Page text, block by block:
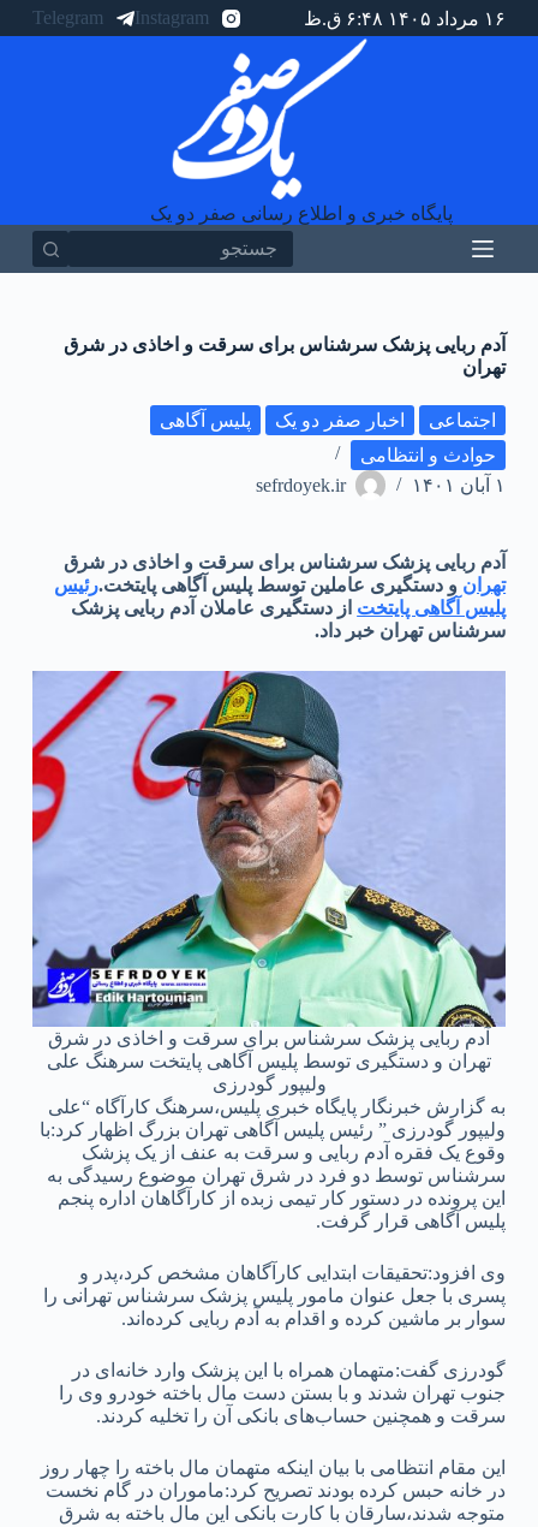
ا
۱۶ مرداد ۱۴۰۵ ۶:۴۸ ق.ظ Instagram
Telegram
پایگاه خبری و اطلاع رسانی صفر دو یک
آدم ربایی پزشک سرشناس برای سرقت و اخاذی در شرق
تهران
اجتماعی اخبار صفر دو یک
پلیس آگاهی
حوادث و انتظامی
۱ آبان ۱۴۰۱
sefrdoyek.ir
آدم ربایی پزشک سرشناس برای سرقت و اخاذی در شرق
تهران و دستگیری عاملین توسط پلیس آگاهی پایتخت.رئیس
پلیس آگاهی پایتخت از دستگیری عاملان آدم‌ ربایی پزشک
سرشناس تهران خبر داد‌.
آدم ربایی پزشک سرشناس برای سرقت و اخاذی در شرق
تهران و دستگیری توسط پلیس آگاهی پایتخت سرهنگ علی
ولیپور گودرزی
به گزارش خبرنگار پایگاه خبری پلیس،سرهنگ کارآگاه “علی
ولیپور گودرزی ” رئیس پلیس آگاهی تهران بزرگ اظهار کرد:با
وقوع یک فقره آدم‌ ربایی و سرقت به عنف از یک پزشک
سرشناس توسط دو فرد در شرق تهران موضوع رسیدگی به
این پرونده در دستور کار تیمی زبده از کارآگاهان اداره پنجم
پلیس آگاهی قرار گرفت.
وی افزود:تحقیقات ابتدایی کارآگاهان مشخص کرد،پدر و
پسری با جعل عنوان مامور پلیس پزشک سرشناس تهرانی را
سوار بر ماشین کرده و اقدام به آدم‌ ربایی کرده‌اند.
گودرزی گفت:متهمان همراه با این پزشک وارد خانه‌ای در
جنوب تهران شدند و با بستن دست مال باخته خودرو وی را
سرقت و همچنین حساب‌های بانکی آن را تخلیه‌ کردند‌.
این مقام انتظامی با بیان اینکه متهمان مال باخته را چهار روز
در خانه حبس کرده بودند تصریح کرد:ماموران در گام نخست
متوجه شدند،سارقان با کارت بانکی این مال باخته به شرق